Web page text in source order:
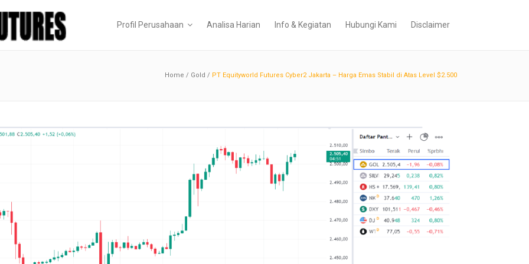
Profil Perusahaan Analisa Harian Info & Kegiatan Hubungi Kami Disclaimer
Home / Gold / PT Equityworld Futures Cyber2 Jakarta – Harga Emas Stabil di Atas Level $2.500